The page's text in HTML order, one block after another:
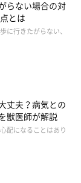
らない場合の対
とは
に行きたがらない、
丈夫？病気との
獣医師が解説
配になることはあり